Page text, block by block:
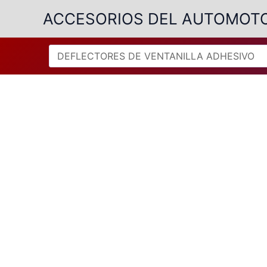
contenido
ACCESORIOS DEL